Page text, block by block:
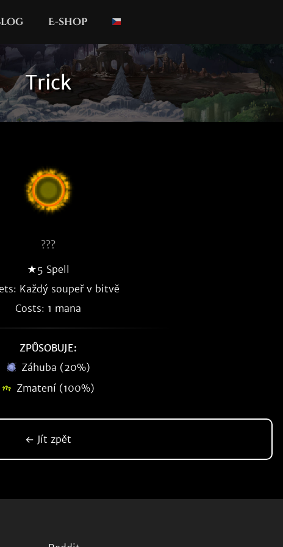
E-shop
Trick
???
★5 Spell
Každý soupeř v bitvě
Costs: 1 mana
ZPŮSOBUJE:
Záhuba (20%)
Zmatení (100%)
← Jít zpět